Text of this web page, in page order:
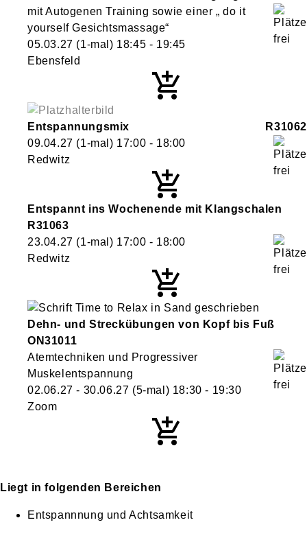
mit Autogenen Training sowie einer „ do it
yourself Gesichtsmassage“
05.03.27 (1-mal) 18:45 - 19:45
Ebensfeld
Entspannungsmix
R31062
09.04.27 (1-mal) 17:00 - 18:00
Redwitz
Entspannt ins Wochenende mit Klangschalen
R31063
23.04.27 (1-mal) 17:00 - 18:00
Redwitz
Dehn- und Streckübungen von Kopf bis Fuß
ON31011
Atemtechniken und Progressiver
Muskelentspannung
02.06.27 - 30.06.27 (5-mal) 18:30 - 19:30
Zoom
Liegt in folgenden Bereichen
Entspannnung und Achtsamkeit